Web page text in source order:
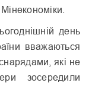
день
вважаються
які не
зосередили